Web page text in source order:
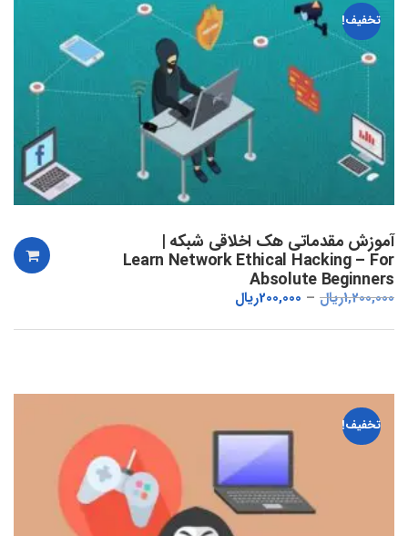
تخفیف!
آموزش مقدماتی هک اخلاقی شبکه |
Learn Network Ethical Hacking – For
Absolute Beginners
1,200,000ریال 200,000ریال
تخفیف!